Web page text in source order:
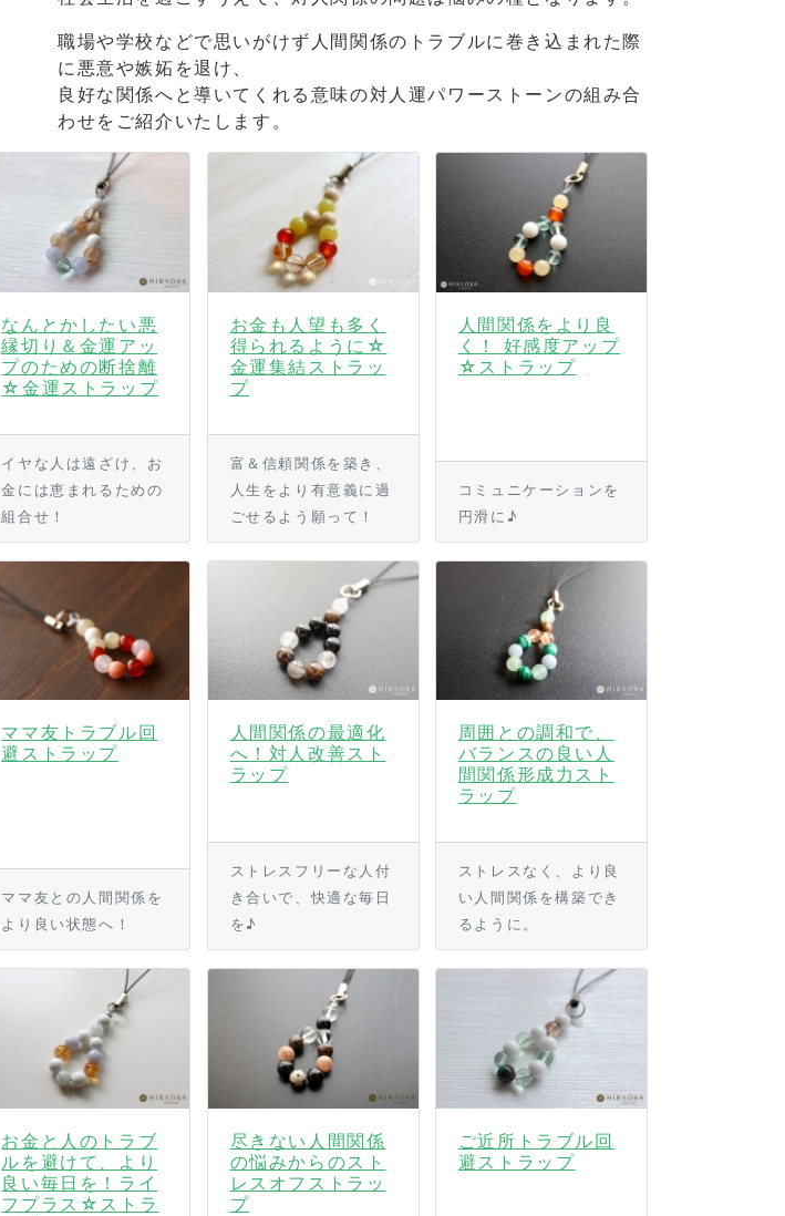
職場や学校などで思いがけず人間関係のトラブルに巻き込まれた際
に悪意や嫉妬を退け、
良好な関係へと導いてくれる意味の対人運パワーストーンの組み合
わせをご紹介いたします。
なんとかしたい悪
縁切り＆金運アッ
プのための断捨離
☆金運ストラップ
イヤな人は遠ざけ、お
金には恵まれるための
組合せ！
お金も人望も多く
得られるように☆
金運集結ストラッ
プ
富＆信頼関係を築き、
人生をより有意義に過
ごせるよう願って！
人間関係をより良
く！ 好感度アップ
☆ストラップ
コミュニケーションを
円滑に♪
ママ友トラブル回
避ストラップ
ママ友との人間関係を
より良い状態へ！
人間関係の最適化
へ！対人改善スト
ラップ
ストレスフリーな人付
き合いで、快適な毎日
を♪
周囲との調和で、
バランスの良い人
間関係形成力スト
ラップ
ストレスなく、より良
い人間関係を構築でき
るように。
お金と人のトラブ
ルを避けて、より
良い毎日を！ライ
フプラス☆ストラ
尽きない人間関係
の悩みからのスト
レスオフストラッ
プ
ご近所トラブル回
避ストラップ